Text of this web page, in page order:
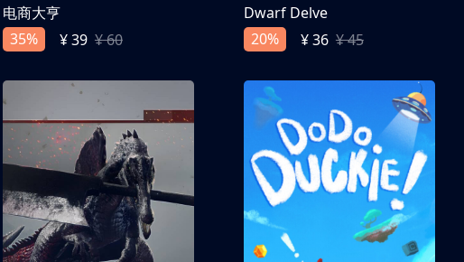
电商大亨
35%
¥ 39 ¥ 60
Dwarf Delve
20%
¥ 36 ¥ 45